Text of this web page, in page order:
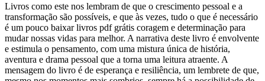
Livros como este nos lembram de que o crescimento pessoal e a
transformação são possíveis, e que às vezes, tudo o que é necessário
é um pouco baixar livros pdf grátis coragem e determinação para
mudar nossas vidas para melhor. A narrativa deste livro é envolvente
e estimula o pensamento, com uma mistura única de história,
aventura e drama pessoal que a torna uma leitura atraente. A
mensagem do livro é de esperança e resiliência, um lembrete de que,